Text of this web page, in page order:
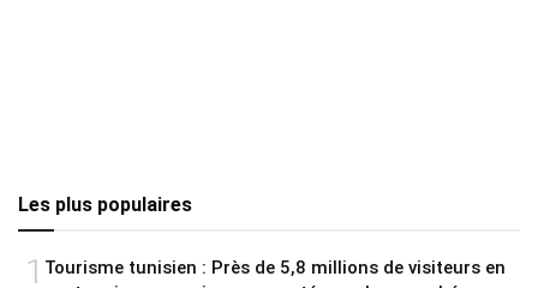
Les plus populaires
1 Tourisme tunisien : Près de 5,8 millions de visiteurs en